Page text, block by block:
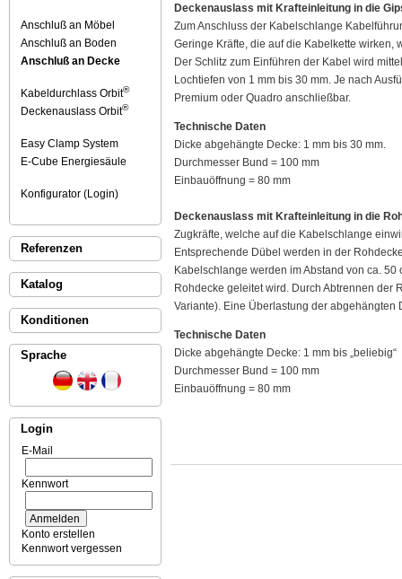
Anschluß an Möbel
Anschluß an Boden
Anschluß an Decke
Kabeldurchlass Orbit®
Deckenauslass Orbit®
Easy Clamp System
E-Cube Energiesäule
Konfigurator (Login)
Referenzen
Katalog
Konditionen
Sprache
Login
E-Mail
Kennwort
Konto erstellen
Kennwort vergessen
Deckenauslass mit Krafteinleitung in die
Zum Anschluss der Kabelschlange
Geringe Kräfte, die auf die Kabelkette wirken,
Der Schlitz zum Einführen der Kabel wird
Lochtiefen von 1 mm bis 30 mm. Je nach
Premium oder Quadro anschließbar.
Technische Daten
Dicke abgehängte Decke: 1 mm bis 30 mm.
Durchmesser Bund = 100 mm
Einbauöffnung = 80 mm
Deckenauslass mit Krafteinleitung in die
Zugkräfte, welche auf die Kabelschlange
Entsprechende Dübel werden in der
Kabelschlange werden im Abstand von ca.
Rohdecke geleitet wird. Durch Abtrennen der
Variante). Eine Überlastung der abgehängten
Technische Daten
Dicke abgehängte Decke: 1 mm bis „beliebig“
Durchmesser Bund = 100 mm
Einbauöffnung = 80 mm